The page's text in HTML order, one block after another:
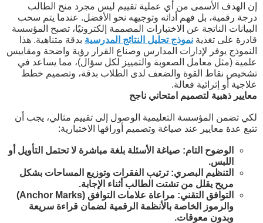
إن الهدف الأسمى من أي عملية تقييم ليس مجرد منح الطالب
درجة رقمية، بل فهم أدائه وتوجيهه نحو الأفضل. عندما يتم سحب
البيانات الناتجة عن الاختبارات المصممة إلكترونيًا، تصبح المؤسسة
قادرة على تغذية نموذج تحليل النتائج المدرسية بدقة متناهية. هذا
النموذج يوفر لإدارات المدارس وصناع القرار رؤية واضحة ومقاييس
علمية (مثل معامل الصعوبة والتمييز لكل سؤال)، مما يساعد في
تشخيص نقاط القوة والضعف لدى الطلاب بدقة، وتصميم خطط
علاجية أو إثرائية فعالة.
معايير ذهبية لتصميم امتحاني ناجح
لكي تضمن المؤسسة التعليمية الوصول إلى تقييم مثالي، يجب أن
تتبع عدة معايير عند صياغة وتصميم أوراقها الاختبارية:
الوضوح التام: صياغة الأسئلة بلغة مباشرة لا تحتمل التأويل أو
اللبس.
التنظيم البصري: ترتيب الفقرات وتوزيع المساحات بشكل
مريح يقلل من تشتت الطالب أثناء الإجابة.
التوافق التقني: مراعاة علامات التوافق (Anchor Marks)
والرموز الخاصة بالأنظمة الرقمية لضمان قراءة سريعة
وبدون معوقات.